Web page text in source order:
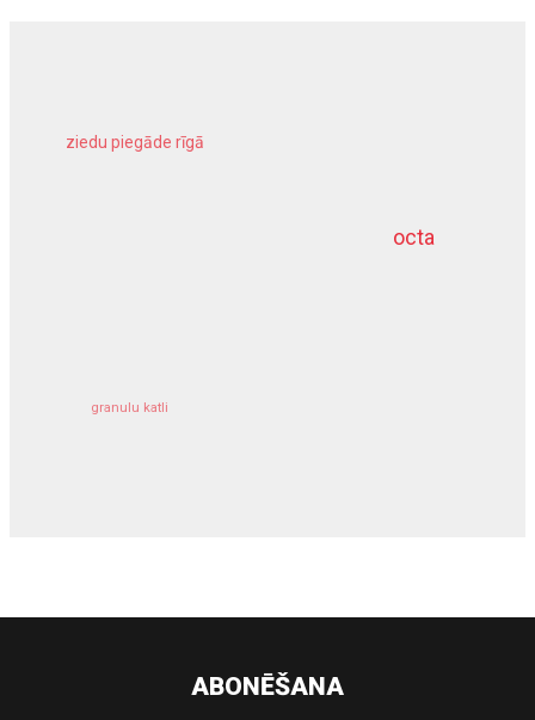
octa
ziedu piegāde rīgā
granulu katli
dziļurbums
ABONĒŠANA